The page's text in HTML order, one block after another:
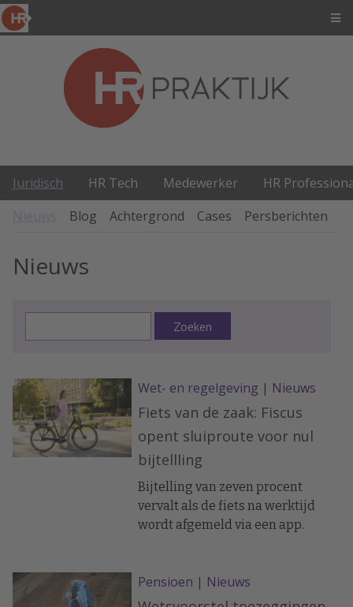
Juridisch HR Tech Medewerker
HR
Blog Achtergrond Cases Persberichten
Nieuws
Zoeken
Wet- en regelgeving | Nieuws
Fiets van de zaak: Fiscus
opent sluiproute voor nul
bijtellling
Bijtelling van zeven procent
vervalt als de fiets na werktijd
wordt afgemeld via een app.
Pensioen | Nieuws